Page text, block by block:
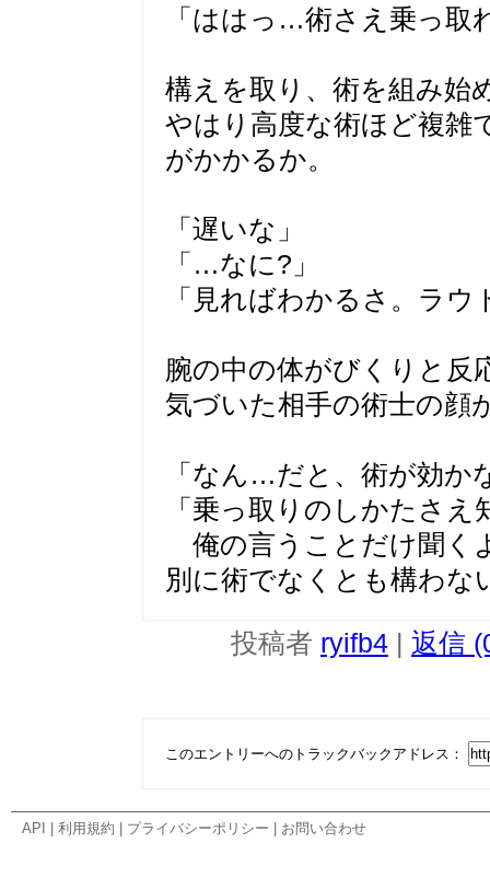
「ははっ…術さえ乗っ取
構えを取り、術を組み始
やはり高度な術ほど複雑
がかかるか。
「遅いな」
「…なに?」
「見ればわかるさ。ラウ
腕の中の体がびくりと反
気づいた相手の術士の顔
「なん…だと、術が効か
「乗っ取りのしかたさ
俺の言うことだけ聞く
別に術でなくとも構わな
投稿者 ryifb4 返信
このエントリーへのトラックバックアドレス：
API 利用規約 プライバシーポリシー お問い合わせ